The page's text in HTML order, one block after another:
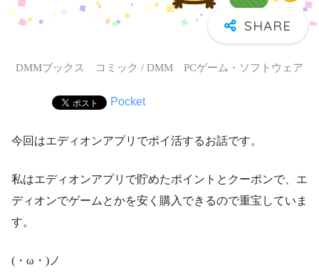
DMMブックス コミック / DMM PCゲーム・ソフトウェア
Pocket
今回はエディオンアプリでポイ活するお話です。
私はエディオンアプリで貯めたポイントとクーポンで、エ
ディオンでゲームとかを安く購入できるので重宝していま
す。
(・ω・)ノ